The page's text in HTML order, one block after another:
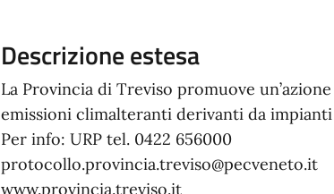
Descrizione estesa
La Provincia di Treviso promuove
emissioni climalteranti derivanti da
Per info: URP tel. 0422 656000
protocollo.provincia.treviso@pecveneto.it
www.provincia.treviso.it